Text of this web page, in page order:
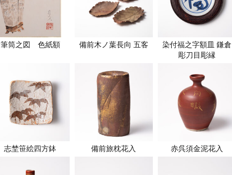
筆筒之図 色紙額 備前木ノ葉長向 五客
染付福之字額皿 鎌倉
彫刀目彫縁
志埜笹絵四方鉢 備前旅枕花入 赤呉須金泥花入